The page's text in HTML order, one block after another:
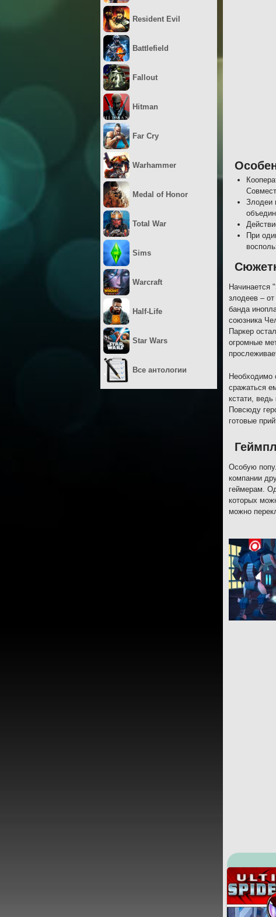
Злодеи
При
Начинается
злодеев –
банда
союзника
Паркер
огромные
Необходимо
сражаться
кстати,
Повсюду
готовые
Особую
компании
геймерам.
которых
можно
Resident Evil
Battlefield
Fallout
Hitman
Far Cry
Warhammer
Medal of Honor
Total War
Sims
Warcraft
Half-Life
Star Wars
Все антологии